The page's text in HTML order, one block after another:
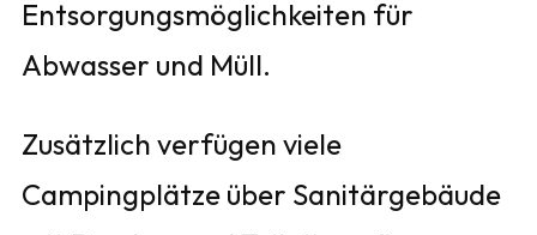
Entsorgungsmöglichkeiten für
Abwasser und Müll.
Zusätzlich verfügen viele
Campingplätze über Sanitärgebäude